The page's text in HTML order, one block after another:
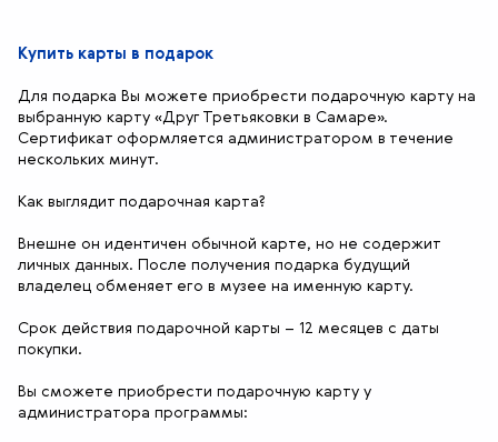
Купить карты в подарок
Для подарка Вы можете приобрести подарочную карту на
выбранную карту «Друг Третьяковки в Самаре».
Сертификат оформляется администратором в течение
нескольких минут.
Как выглядит подарочная карта?
Внешне он идентичен обычной карте, но не содержит
личных данных. После получения подарка будущий
владелец обменяет его в музее на именную карту.
Срок действия подарочной карты – 12 месяцев с даты
покупки.
Вы сможете приобрести подарочную карту у
администратора программы: